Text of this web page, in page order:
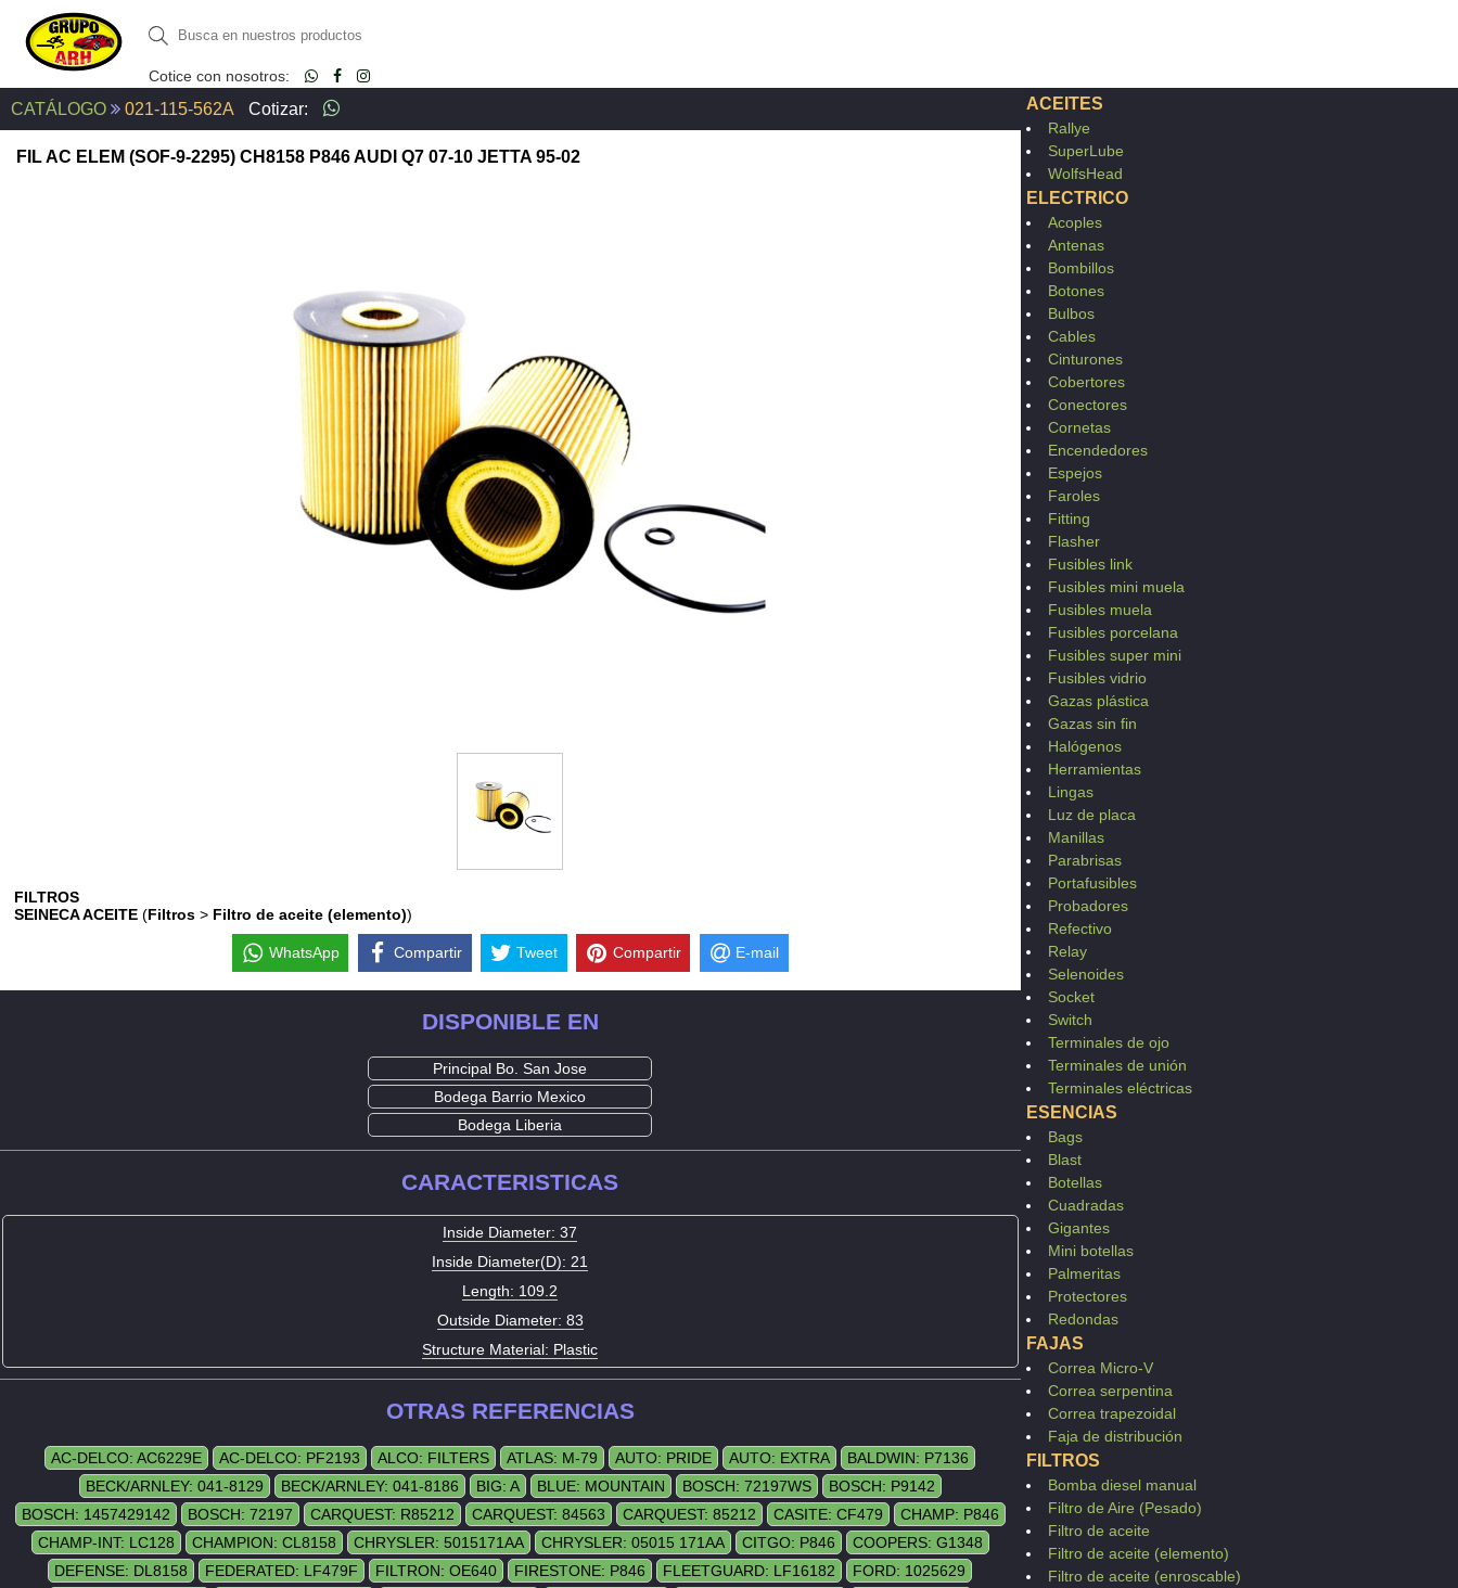
Cotice con nosotros:
ACEITES
Rallye
SuperLube
WolfsHead
ELECTRICO
Acoples
Antenas
Bombillos
Botones
Bulbos
Cables
Cinturones
Cobertores
Conectores
Cornetas
Encendedores
Espejos
Faroles
Fitting
Flasher
Fusibles link
Fusibles mini muela
Fusibles muela
Fusibles porcelana
Fusibles super mini
Fusibles vidrio
Gazas plástica
Gazas sin fin
Halógenos
Herramientas
Lingas
Luz de placa
Manillas
Parabrisas
Portafusibles
Probadores
Refectivo
Relay
Selenoides
Socket
Switch
Terminales de ojo
Terminales de unión
Terminales eléctricas
ESENCIAS
Bags
Blast
Botellas
Cuadradas
Gigantes
Mini botellas
Palmeritas
Protectores
Redondas
FAJAS
Correa Micro-V
Correa serpentina
Correa trapezoidal
Faja de distribución
FILTROS
Bomba diesel manual
Filtro de Aire (Pesado)
Filtro de aceite
Filtro de aceite (elemento)
Filtro de aceite (enroscable)
CATÁLOGO 021-115-562A Cotizar:
FIL AC ELEM (SOF-9-2295) CH8158 P846 AUDI Q7 07-10 JETTA 95-02
FILTROS
SEINECA ACEITE (Filtros > Filtro de aceite (elemento))
WhatsApp Compartir Tweet Compartir E-mail
DISPONIBLE EN
Principal Bo. San Jose
Bodega Barrio Mexico
Bodega Liberia
CARACTERISTICAS
Inside Diameter: 37
Inside Diameter(D): 21
Length: 109.2
Outside Diameter: 83
Structure Material: Plastic
OTRAS REFERENCIAS
AC-DELCO: AC6229E AC-DELCO: PF2193 ALCO: FILTERS ATLAS: M-79 AUTO: PRIDE AUTO: EXTRA
BALDWIN: P7136
BECK/ARNLEY: 041-8129
BECK/ARNLEY: 041-8186 BIG: A BLUE: MOUNTAIN BOSCH: 72197WS
BOSCH: P9142
BOSCH: 1457429142
BOSCH: 72197 CARQUEST: R85212 CARQUEST: 84563 CARQUEST: 85212 CASITE: CF479
CHAMP: P846
CHAMP-INT: LC128
CHAMPION: CL8158 CHRYSLER: 5015171AA CHRYSLER: 05015 171AA CITGO: P846
COOPERS: G1348
DEFENSE: DL8158
FEDERATED: LF479F FILTRON: OE640 FIRESTONE: P846 FLEETGUARD: LF16182
FORD: 1025629